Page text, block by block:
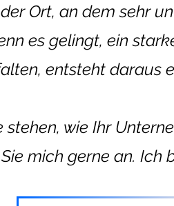
Ort, an dem sehr
es gelingt, ein
entsteht daraus
wie Ihr
mich gerne an. Ich